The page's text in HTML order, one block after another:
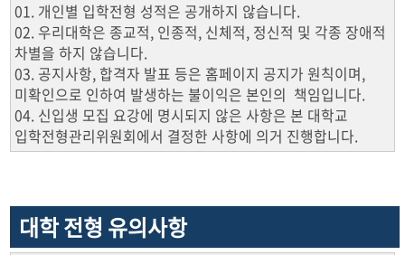
01. 개인별 입학전형 성적은 공개하지 않습니다.
02. 우리대학은 종교적, 인종적, 신체적, 정신적 및 각종 장애적
차별을 하지 않습니다.
03. 공지사항, 합격자 발표 등은 홈페이지 공지가 원칙이며,
미확인으로 인하여 발생하는 불이익은 본인의 책임입니다.
04. 신입생 모집 요강에 명시되지 않은 사항은 본 대학교
입학전형관리위원회에서 결정한 사항에 의거 진행합니다.
대학 전형 유의사항